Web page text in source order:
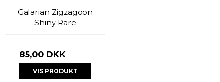
Galarian Zigzagoon
Shiny Rare
85,00 DKK
VIS PRODUKT